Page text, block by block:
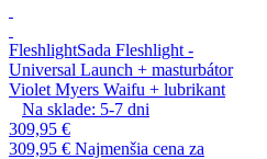
FleshlightSada Fleshlight -
Universal Launch + masturbátor
Violet Myers Waifu + lubrikant
Na sklade: 5-7 dni
309,95 €
309,95 € Najmenšia cena za